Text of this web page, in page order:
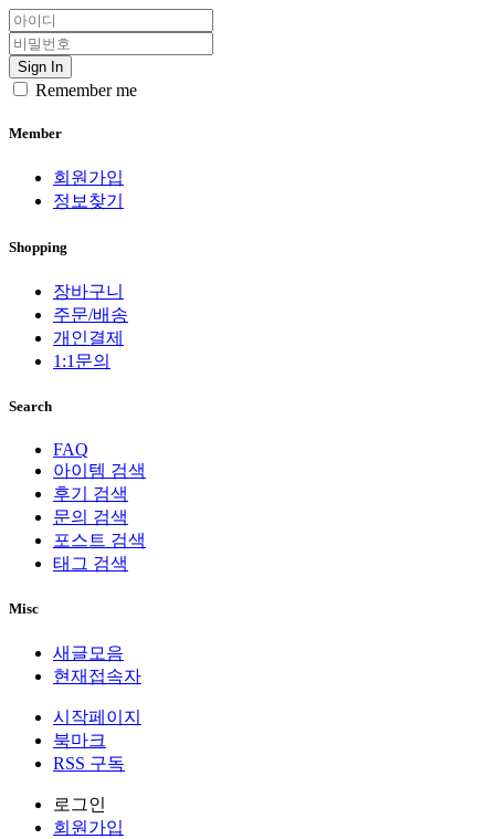
Sign In
Remember me
Member
회원가입
정보찾기
Shopping
장바구니
주문/배송
개인결제
1:1문의
Search
FAQ
아이템 검색
후기 검색
문의 검색
포스트 검색
태그 검색
Misc
새글모음
현재접속자
시작페이지
북마크
RSS 구독
로그인
회원 가입